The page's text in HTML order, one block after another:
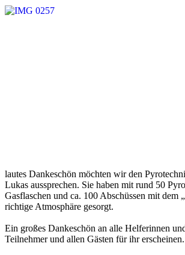
lautes Dankeschön möchten wir den
Lukas aussprechen. Sie haben mit rund 50
Gasflaschen und ca. 100 Abschüssen mit dem
richtige Atmosphäre gesorgt.
Ein großes Dankeschön an alle Helferinnen
Teilnehmer und allen Gästen für ihr erscheinen.